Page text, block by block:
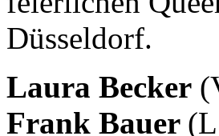
Düsseldorf.
Laura Becker
Frank Bauer